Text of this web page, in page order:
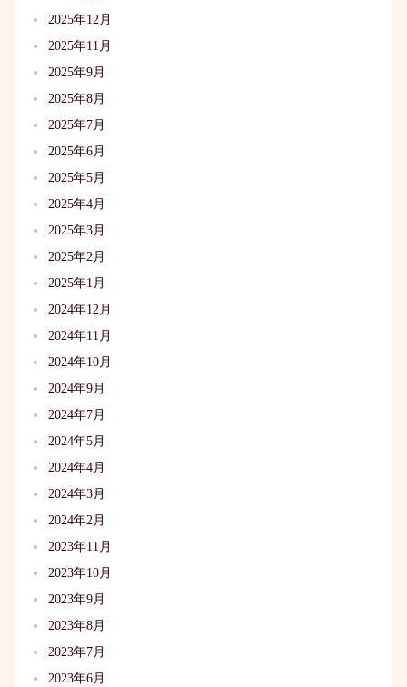
2025年12月
2025年11月
2025年9月
2025年8月
2025年7月
2025年6月
2025年5月
2025年4月
2025年3月
2025年2月
2025年1月
2024年12月
2024年11月
2024年10月
2024年9月
2024年7月
2024年5月
2024年4月
2024年3月
2024年2月
2023年11月
2023年10月
2023年9月
2023年8月
2023年7月
2023年6月